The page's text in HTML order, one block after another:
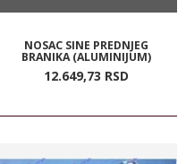
NOSAC SINE PREDNJEG
BRANIKA (ALUMINIJUM)
12.649,73 RSD